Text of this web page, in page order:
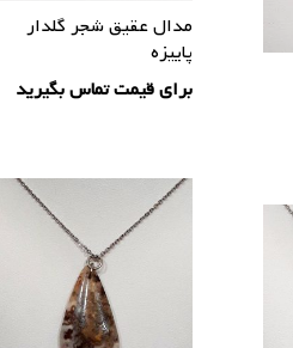
مدال عقیق شجر گلدار
پاییزه
برای قیمت تماس بگیرید